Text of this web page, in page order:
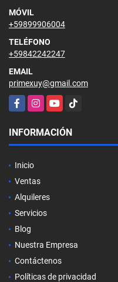
MÓVIL
+59899906004
TELÉFONO
+59842242247
EMAIL
primexuy@gmail.com
FacebookInstagramYouTubeTikTok
INFORMACIÓN
Inicio
Ventas
Alquileres
Servicios
Blog
Nuestra Empresa
Contáctenos
Políticas de privacidad